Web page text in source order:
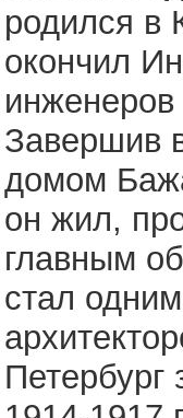
родился в
окончил
инженеров
Завершив
домом
он жил,
главным
стал
Петербург